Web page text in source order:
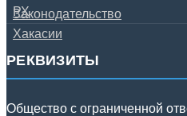
РЕКВИЗИТЫ
Общество с ограниченной